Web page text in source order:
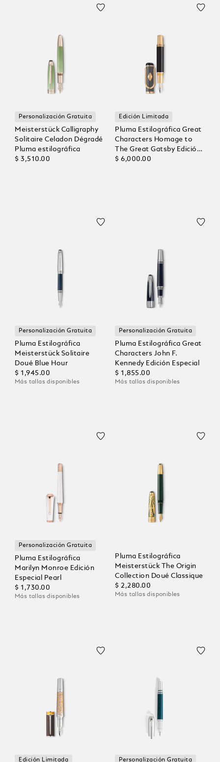
Personalización Gratuita
Meisterstück Calligraphy
Solitaire Celadon Dégradé
Pluma estilográfica
$ 3,510.00
Edición Limitada
Pluma Estilográfica Great
Characters Homage to
The Great Gatsby Edición
Limitada 1925
$ 6,000.00
Personalización Gratuita
Pluma Estilográfica
Meisterstück Solitaire
Doué Blue Hour
$ 1,945.00
Más tallas disponibles
Personalización Gratuita
Pluma Estilográfica Great
Characters John F.
Kennedy Edición Especial
$ 1,855.00
Más tallas disponibles
Personalización Gratuita
Pluma Estilográfica
Marilyn Monroe Edición
Especial Pearl
$ 1,730.00
Más tallas disponibles
Pluma Estilográfica
Meisterstück The Origin
Collection Doué Classique
$ 2,280.00
Más tallas disponibles
Edición Limitada Personalización Gratuita